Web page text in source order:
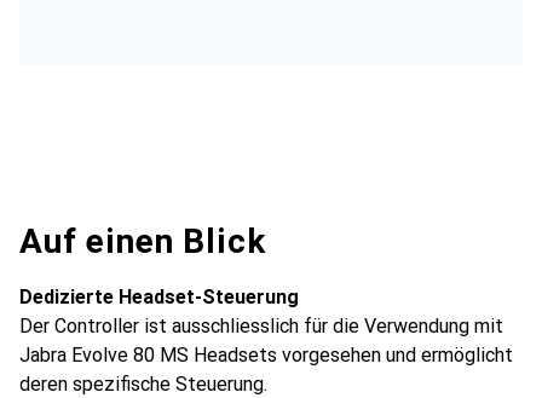
Auf einen Blick
Dedizierte Headset-Steuerung
Der Controller ist ausschliesslich für die Verwendung mit
Jabra Evolve 80 MS Headsets vorgesehen und ermöglicht
deren spezifische Steuerung.